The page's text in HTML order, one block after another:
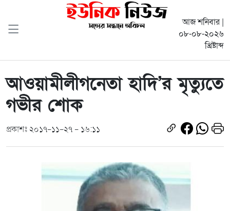
আজ শনিবার |
০৮-০৮-২০২৬
খ্রিষ্টাব্দ
আওয়ামীলীগনেতা হাদি’র মৃত্যুতে
গভীর শোক
প্রকাশঃ ২০১৭-১১-২৭ - ১৬:১১